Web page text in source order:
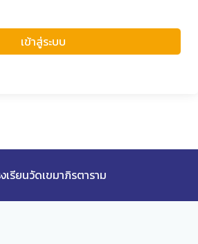
เข้าสู่ระบบ
เรียนวัดเขมาภิรตาราม